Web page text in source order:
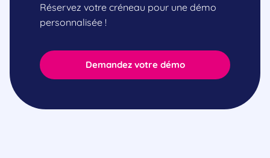
Demandez votre démo
Réservez votre créneau pour une démo
personnalisée !